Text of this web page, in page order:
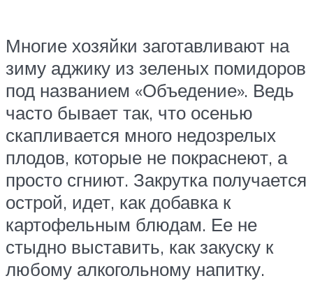
Многие хозяйки заготавливают на
зиму аджику из зеленых помидоров
под названием «Объедение». Ведь
часто бывает так, что осенью
скапливается много недозрелых
плодов, которые не покраснеют, а
просто сгниют. Закрутка получается
острой, идет, как добавка к
картофельным блюдам. Ее не
стыдно выставить, как закуску к
любому алкогольному напитку.